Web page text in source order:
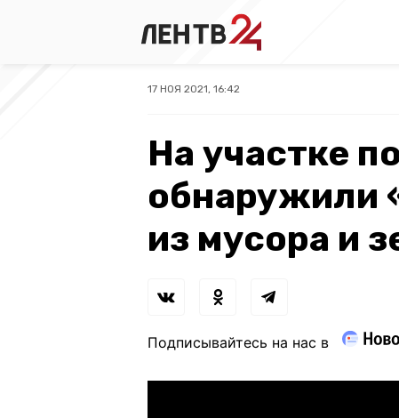
17 НОЯ 2021, 16:42
На участке
обнаружили
из мусора и
Подписывайтесь на нас в